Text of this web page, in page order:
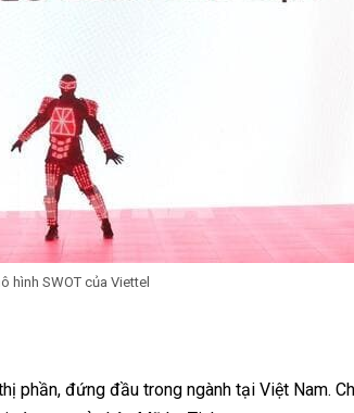
hình SWOT của Viettel
phần, đứng đầu trong ngành tại Việt Nam.